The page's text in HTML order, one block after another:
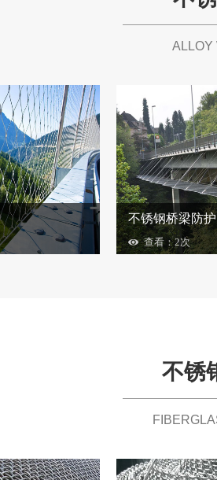
ALLOY
不锈钢桥梁防
查看：2次
不锈